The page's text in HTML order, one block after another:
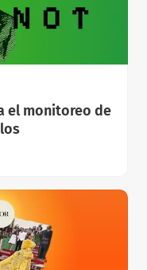
el monitoreo de